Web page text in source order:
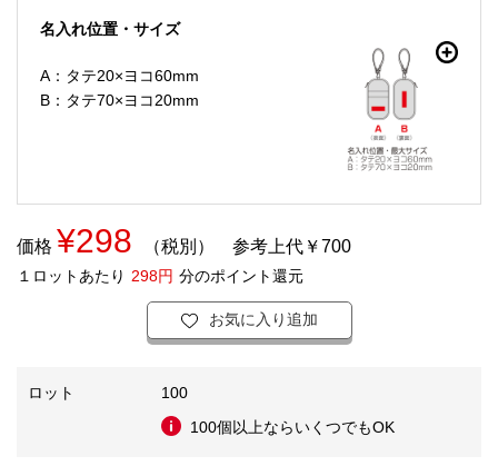
名入れ位置・サイズ
A：タテ20×ヨコ60mm
B：タテ70×ヨコ20mm
価格 ¥298 （税別） 参考上代￥700
１ロットあたり 298円 分のポイント還元
お気に入り追加
ロット
100
100個以上ならいくつでもOK